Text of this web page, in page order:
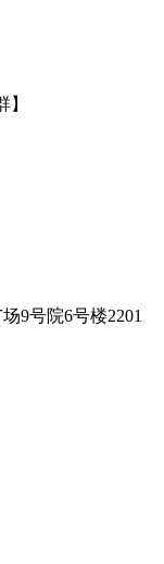
9号院6号楼2201